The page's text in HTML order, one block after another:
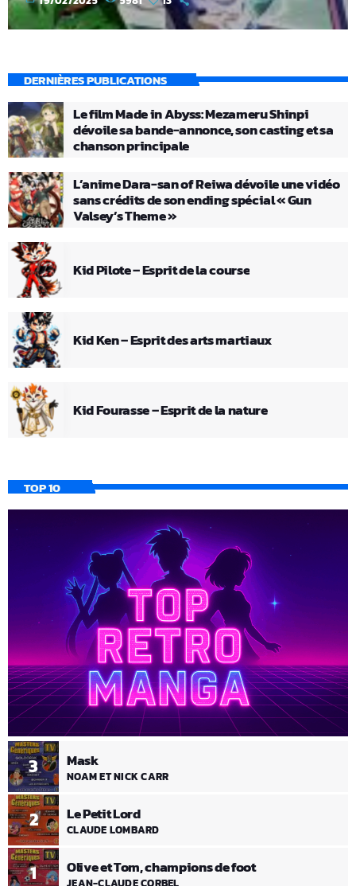
DERNIÈRES PUBLICATIONS
Le film Made in Abyss: Mezameru Shinpi
dévoile sa bande-annonce, son casting et sa
chanson principale
L’anime Dara-san of Reiwa dévoile une vidéo
sans crédits de son ending spécial « Gun
Valsey’s Theme »
Kid Pilote – Esprit de la course
Kid Ken – Esprit des arts martiaux
Kid Fourasse – Esprit de la nature
TOP 10
1 Olive et Tom, champions de foot
2 Le Petit Lord
CLAUDE LOMBARD
3 Mask
NOAM ET NICK CARR